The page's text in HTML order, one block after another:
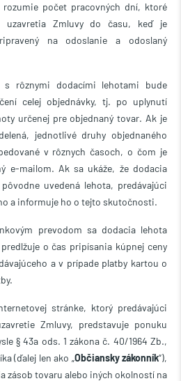
počet pracovných dní, ktoré
uzavretia Zmluvy do času, keď je
na odoslanie a odoslaný
s rôznymi dodacími lehotami bude
celej objednávky, tj. po uplynutí
určenej pre objednaný tovar. Ak je
jednotlivé druhy objednaného
v rôznych časoch, o čom je
e-mailom. Ak sa ukáže, že dodacia
uvedená lehota, predávajúci
a informuje ho o tejto skutočnosti.
prevodom sa dodacia lehota
o čas pripísania kúpnej ceny
a v prípade platby kartou o
stránke, ktorý predávajúci
Zmluvy, predstavuje ponuku
§ 43a ods. 1 zákona č. 40/1964 Zb.,
(ďalej len ako „Občiansky zákonník“),
zásob tovaru alebo iných okolností na